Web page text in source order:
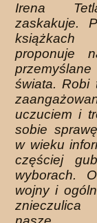
Irena
zaskakuje.
książkach
proponuje
świata. Robi
uczuciem i
sobie
w wieku
częściej
wyborach.
wojny i
znieczulica